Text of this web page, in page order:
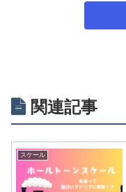
関連記事
スケール